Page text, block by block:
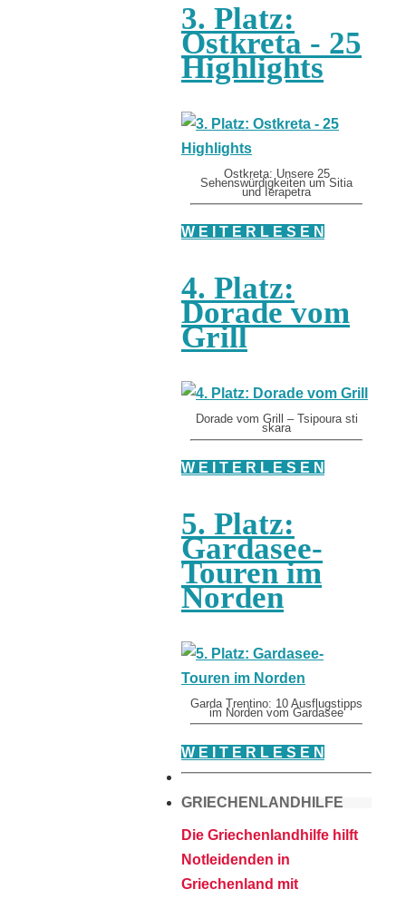
3. Platz:
Ostkreta - 25
Highlights
Ostkreta: Unsere 25
Sehenswürdigkeiten um Sitia
und Ierapetra
W E I T E R L E S E N
4. Platz:
Dorade vom
Grill
Dorade vom Grill – Tsipoura sti
skara
W E I T E R L E S E N
5. Platz:
Gardasee-
Touren im
Norden
Garda Trentino: 10 Ausflugstipps
im Norden vom Gardasee
W E I T E R L E S E N
GRIECHENLANDHILFE
Die Griechenlandhilfe hilft
Notleidenden in
Griechenland mit